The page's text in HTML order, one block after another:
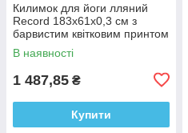
Килимок для йоги лляний
Record 183x61x0,3 см з
барвистим квітковим принтом
В наявності
1 487,85 ₴
Купити